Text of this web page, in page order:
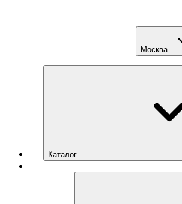
Москва
Каталог